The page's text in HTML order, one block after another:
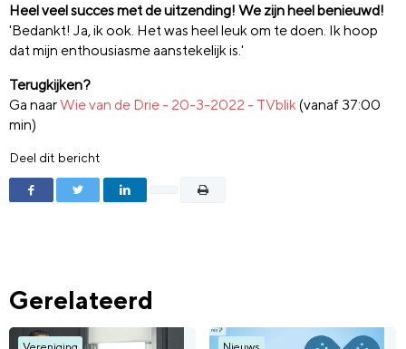
Heel veel succes met de uitzending! We zijn heel benieuwd!
'Bedankt! Ja, ik ook. Het was heel leuk om te doen. Ik hoop
dat mijn enthousiasme aanstekelijk is.'
Terugkijken?
Ga naarWie van de Drie - 20-3-2022 - TVblik(vanaf 37:00
min)
Deel dit bericht
Gerelateerd